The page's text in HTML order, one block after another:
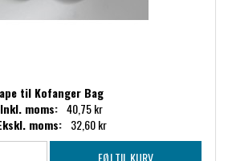
til Kofanger Bag
Inkl. moms: 40,75 kr
moms: 32,60 kr
FØJ TIL KURV